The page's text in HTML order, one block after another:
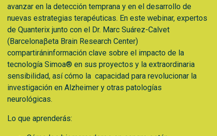
avanzar en la detección temprana y en el desarrollo de
nuevas estrategias terapéuticas. En este webinar, expertos
de Quanterix junto con el Dr. Marc Suárez-Calvet
(Barcelonaβeta Brain Research Center)
compartiráninformación clave sobre el impacto de la
tecnología Simoa® en sus proyectos y la extraordinaria
sensibilidad, así cómo la capacidad para revolucionar la
investigación en Alzheimer y otras patologías
neurológicas.
Lo que aprenderás: